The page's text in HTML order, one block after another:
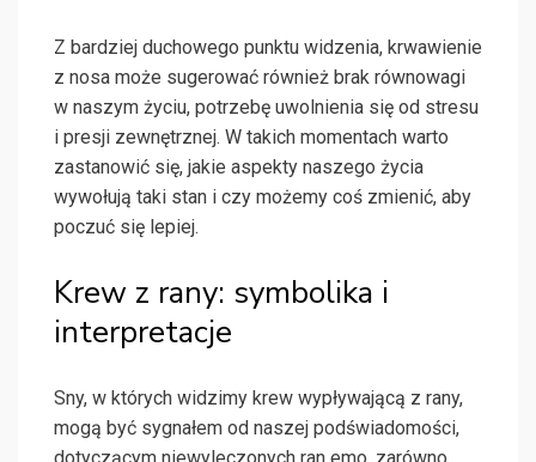
Z bardziej duchowego punktu widzenia, krwawienie
z nosa może sugerować również brak równowagi
w naszym życiu, potrzebę uwolnienia się od stresu
i presji zewnętrznej. W takich momentach warto
zastanowić się, jakie aspekty naszego życia
wywołują taki stan i czy możemy coś zmienić, aby
poczuć się lepiej.
Krew z rany: symbolika i
interpretacje
Sny, w których widzimy krew wypływającą z rany,
mogą być sygnałem od naszej podświadomości,